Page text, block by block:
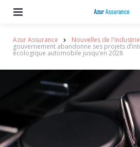
Azur Assurance Nouvelles de
gouvernement abandonne ses projets
écologique automobile jusqu’en 2028